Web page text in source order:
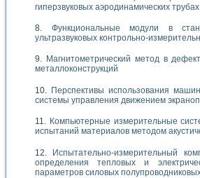
гиперзвуковых аэродинамических трубах
Функциональные модули в
ультразвуковых контрольно-
Магнитометрический метод в
металлоконструкций
Перспективы использования
системы управления движением
Компьютерные измерительные
испытаний материалов методом
Испытательно-измерительный
определения тепловых и
параметров силовых